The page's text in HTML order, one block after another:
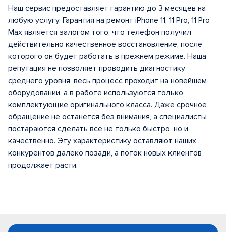
Наш сервис предоставляет гарантию до 3 месяцев на
любую услугу. Гарантия на ремонт iPhone 11, 11 Pro, 11 Pro
Max является залогом того, что телефон получил
действительно качественное восстановление, после
которого он будет работать в прежнем режиме. Наша
репутация не позволяет проводить диагностику
среднего уровня, весь процесс проходит на новейшем
оборудовании, а в работе используются только
комплектующие оригинального класса. Даже срочное
обращение не останется без внимания, а специалисты
постараются сделать все не только быстро, но и
качественно. Эту характеристику оставляют наших
конкурентов далеко позади, а поток новых клиентов
продолжает расти.